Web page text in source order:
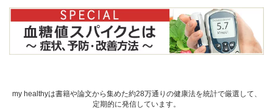
my healthyは書籍や論文から集めた約28万通りの健康法を統計で厳選して、
定期的に発信しています。